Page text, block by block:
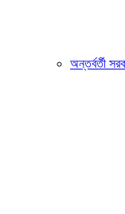
অন্তর্বর্তী